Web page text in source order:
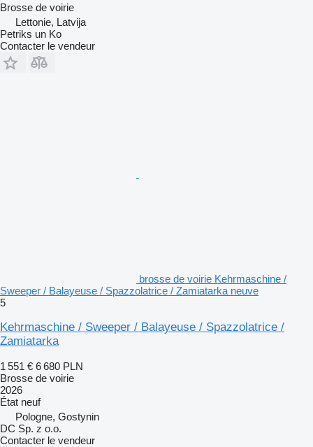
Brosse de voirie
Lettonie, Latvija
Petriks un Ko
Contacter le vendeur
brosse de voirie Kehrmaschine /
Sweeper / Balayeuse / Spazzolatrice / Zamiatarka neuve
5
Kehrmaschine / Sweeper / Balayeuse / Spazzolatrice /
Zamiatarka
1 551 € 6 680 PLN
Brosse de voirie
2026
État neuf
Pologne, Gostynin
DC Sp. z o.o.
Contacter le vendeur